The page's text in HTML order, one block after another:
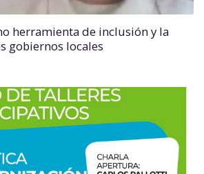
herramienta de inclusión y la
gobiernos locales